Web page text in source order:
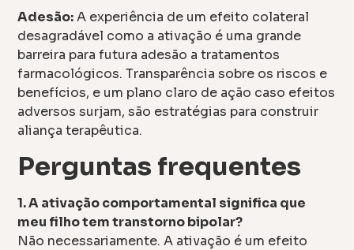
Adesão:A experiência de um efeito colateral
desagradável como a ativação é uma grande
barreira para futura adesão a tratamentos
farmacológicos. Transparência sobre os riscos e
benefícios, e um plano claro de ação caso efeitos
adversos surjam, são estratégias para construir
aliança terapêutica.
Perguntas frequentes
1. A ativação comportamental significa que
meu filho tem transtorno bipolar?
Não necessariamente. A ativação é um efeito